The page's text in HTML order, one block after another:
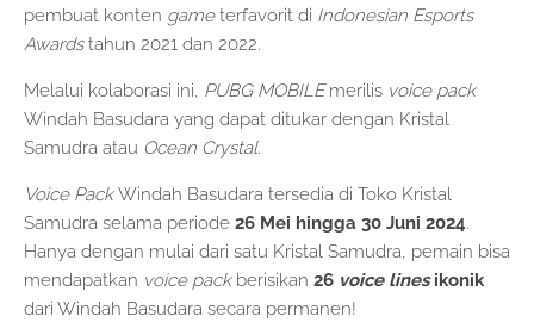
pembuat konten gameterfavorit di Indonesian Esports
Awardstahun 2021 dan 2022.
Melalui kolaborasi ini, PUBG MOBILEmerilis voice pack
Windah Basudara yang dapat ditukar dengan Kristal
Samudra atau Ocean Crystal.
Voice PackWindah Basudara tersedia di Toko Kristal
Samudra selama periode 26 Mei hingga 30 Juni 2024.
Hanya dengan mulai dari satu Kristal Samudra, pemain bisa
mendapatkan voice pack berisikan 26 voice linesikonik
dari Windah Basudara secara permanen!